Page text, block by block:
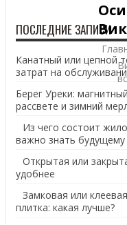
ПОСЛЕДНИЕ ЗАПИСИ
Канатный или цепной
затрат на
Берег Уреки:
рассвете и зимний
Из чего состоит
важно знать
Открытая или
удобнее
Замковая или
плитка: какая лучше?